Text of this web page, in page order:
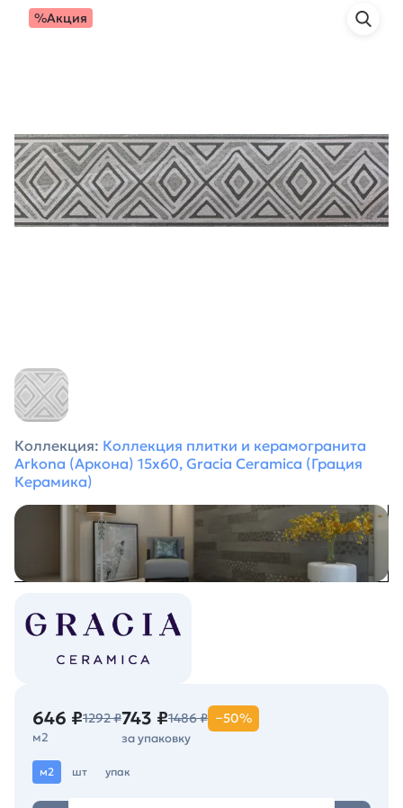
%Акция
Коллекция: Коллекция плитки и керамогранита
Arkona (Аркона) 15х60, Gracia Ceramica (Грация
Керамика)
646 ₽1292 ₽
м2
743 ₽1486 ₽ −50%
за упаковку
м2 шт упак